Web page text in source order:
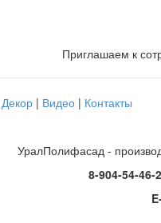
Приглашаем к
Декор | Видео | Контакты
УралПолифасад -
8-904-54-